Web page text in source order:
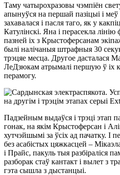
Таму чатырохразовы чэмпіён
апынуўся на першай пазіцыі і меў
захавалася і пасля таго, як у
Катулінскі. Яна і перасекла
пазней іх з Крыстоферсанам
былі налічаныя штрафныя 30
трэцяе месца. Другое дасталася
ЛеДзюкам атрымалі першую ў іх
перамогу.
Падзейным выдаўся і трэці этап
гонак, на якім Крыстоферсан і
хутчэйшымі за ўсіх ад пачатку. І
без асабістых цяжкасцей –
і Прайс, пакуль тыя разбіраліся
разборак стаў кантакт і вылет з
гэта сышла з дыстанцыі.